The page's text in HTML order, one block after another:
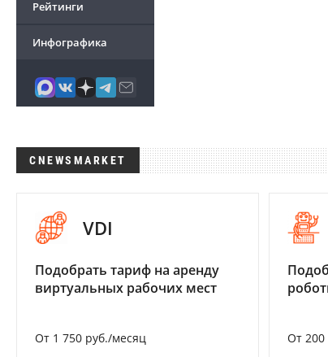
Рейтинги
Инфографика
CNEWSMARKET
VDI
Подобрать тариф на аренду
виртуальных рабочих мест
От 1 750 руб./месяц От 200